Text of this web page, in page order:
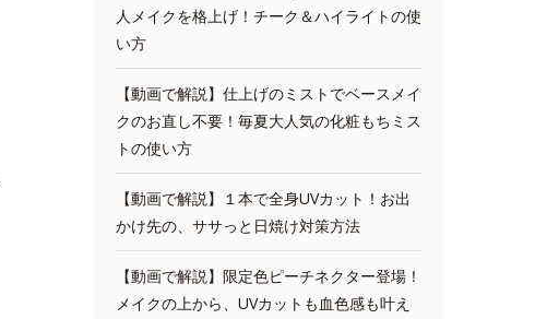
人メイクを格上げ！チーク＆ハイライトの使
い方
【動画で解説】仕上げのミストでベースメイ
クのお直し不要！毎夏大人気の化粧もちミス
トの使い方
【動画で解説】１本で全身UVカット！お出
かけ先の、ササっと日焼け対策方法
【動画で解説】限定色ピーチネクター登場！
メイクの上から、UVカットも血色感も叶え